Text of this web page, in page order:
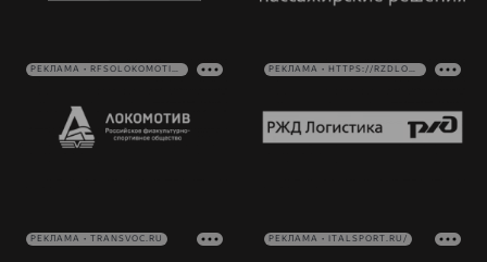
РЕКЛАМА • RFSOLOKOMOTIV.RU РЕКЛАМА • HTTPS://RZDLOG.RU/
РЕКЛАМА • TRANSVOC.RU РЕКЛАМА • ITALSPORT.RU/